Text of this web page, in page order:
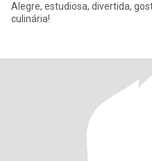
Alegre, estudiosa, divertida,
culinária!